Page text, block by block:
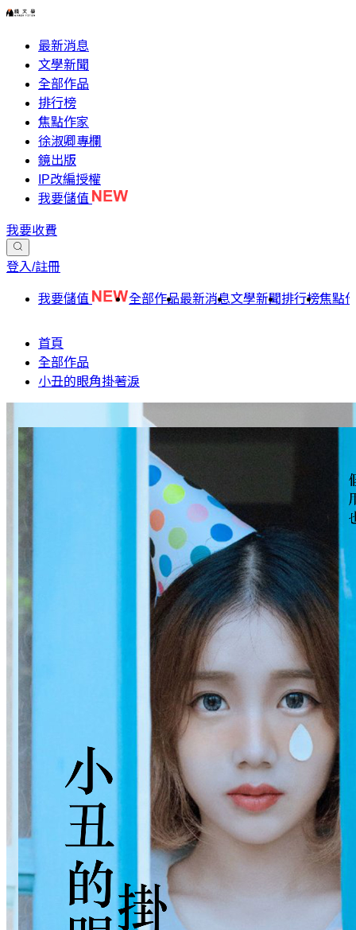
最新消息
文學新聞
全部作品
排行榜
焦點作家
徐淑卿專欄
鏡出版
IP改編授權
我要儲值
我要收費
登入/註冊
我要儲值 全部作品最新消息文學新聞排行榜焦點
首頁
全部作品
小丑的眼角掛著淚